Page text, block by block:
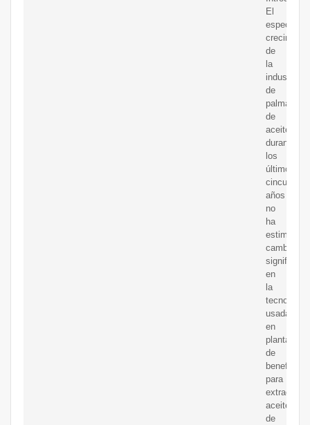
El
de
la
industria
de
palma
de
aceite
durante
los
últimos
cincuenta
años
no
ha
estimulado
cambios
en
la
tecnología
usada
en
plantas
de
beneficio
para
extraer
aceite
de